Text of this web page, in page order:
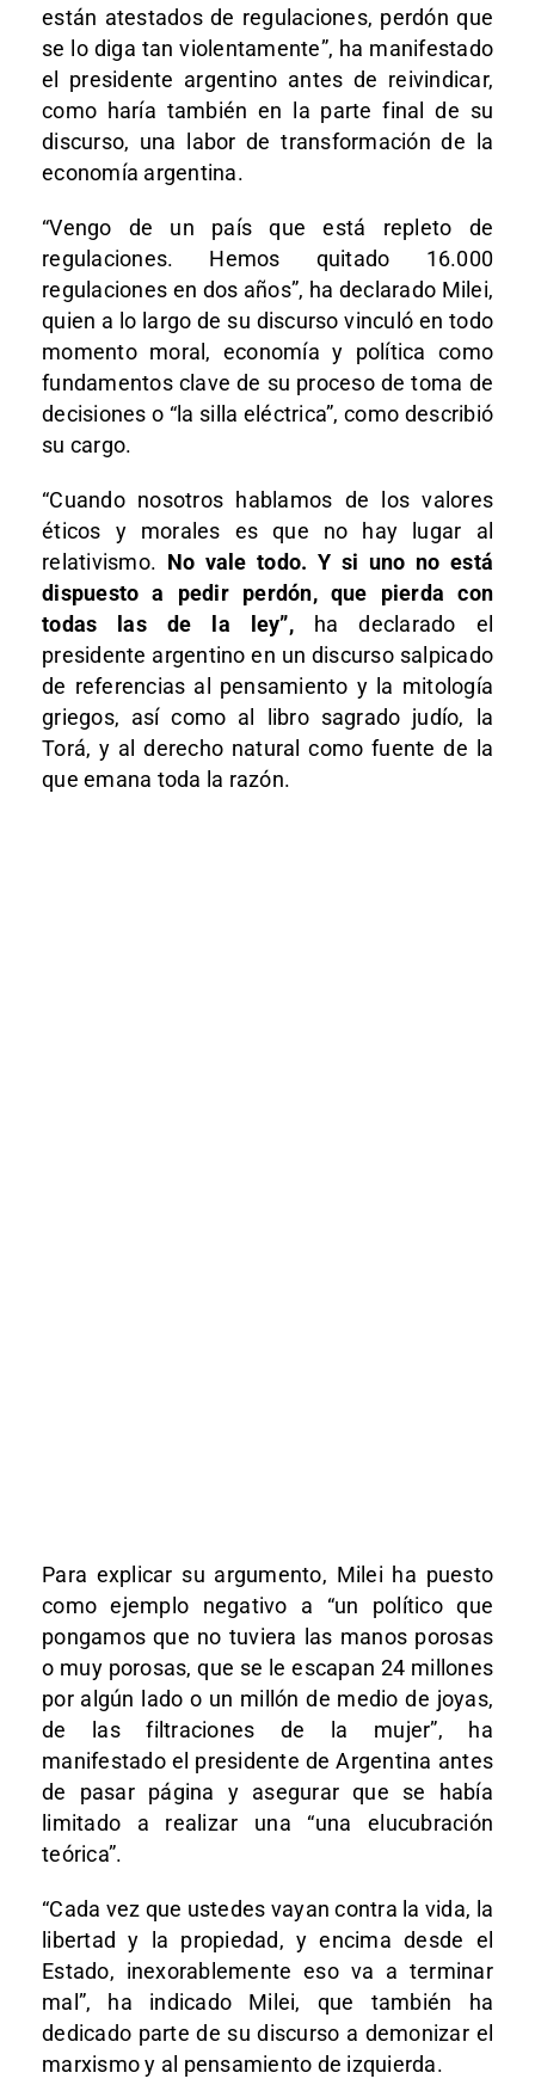
están atestados de regulaciones, perdón que
se lo diga tan violentamente”, ha manifestado
el presidente argentino antes de reivindicar,
como haría también en la parte final de su
discurso, una labor de transformación de la
economía argentina.
“Vengo de un país que está repleto de
regulaciones. Hemos quitado 16.000
regulaciones en dos años”, ha declarado Milei,
quien a lo largo de su discurso vinculó en todo
momento moral, economía y política como
fundamentos clave de su proceso de toma de
decisiones o “la silla eléctrica”, como describió
su cargo.
“Cuando nosotros hablamos de los valores
éticos y morales es que no hay lugar al
relativismo. No vale todo. Y si uno no está
dispuesto a pedir perdón, que pierda con
todas las de la ley”,ha declarado el
presidente argentino en un discurso salpicado
de referencias al pensamiento y la mitología
griegos, así como al libro sagrado judío, la
Torá, y al derecho natural como fuente de la
que emana toda la razón.
Para explicar su argumento, Milei ha puesto
como ejemplo negativo a “un político que
pongamos que no tuviera las manos porosas
o muy porosas, que se le escapan 24 millones
por algún lado o un millón de medio de joyas,
de las filtraciones de la mujer”, ha
manifestado el presidente de Argentina antes
de pasar página y asegurar que se había
limitado a realizar una “una elucubración
teórica”.
“Cada vez que ustedes vayan contra la vida, la
libertad y la propiedad, y encima desde el
Estado, inexorablemente eso va a terminar
mal”, ha indicado Milei, que también ha
dedicado parte de su discurso a demonizar el
marxismo y al pensamiento de izquierda.